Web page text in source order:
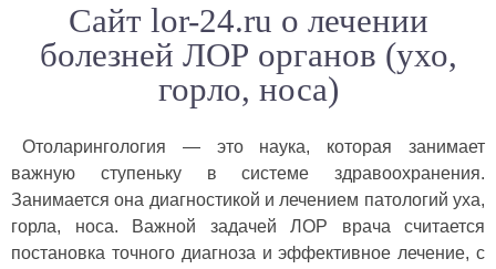
Сайт lor-24.ru о лечении
болезней ЛОР органов (ухо,
горло, носа)
Отоларингология — это наука, которая занимает
важную ступеньку в системе здравоохранения.
Занимается она диагностикой и лечением патологий уха,
горла, носа. Важной задачей ЛОР врача считается
постановка точного диагноза и эффективное лечение, с